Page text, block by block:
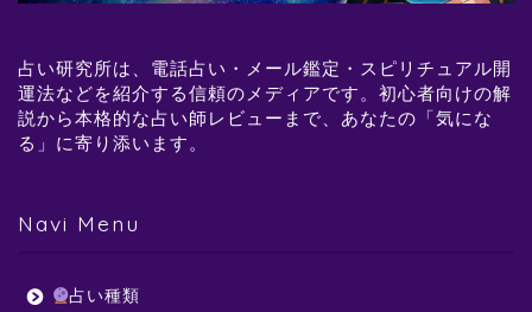
占い研究所は、電話占い・メール鑑定・スピリチュアル開
運法などを紹介する信頼のメディアです。初心者向けの解
説から本格的な占い師レビューまで、あなたの「気にな
る」に寄り添います。
Navi Menu
占い種類